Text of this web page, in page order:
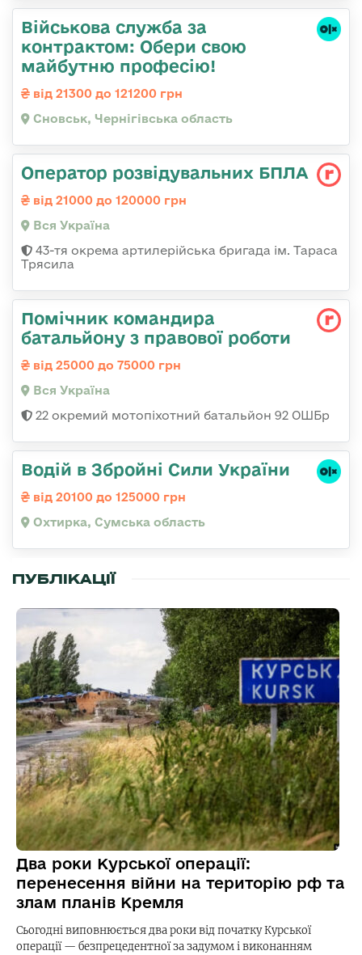
Військова служба за
контрактом: Обери свою
майбутню професію!
від 21300 до 121200 грн
Сновськ, Чернігівська область
Оператор розвідувальних БПЛА
від 21000 до 120000 грн
Вся Україна
43-тя окрема артилерійська бригада ім. Тараса
Трясила
Помічник командира
батальйону з правової роботи
від 25000 до 75000 грн
Вся Україна
22 окремий мотопіхотний батальйон 92 ОШБр
Водій в Збройні Сили України
від 20100 до 125000 грн
Охтирка, Сумська область
ПУБЛІКАЦІЇ
Два роки Курської операції:
перенесення війни на територію рф та
злам планів Кремля
Сьогодні виповнюється два роки від початку Курської
операції — безпрецедентної за задумом і виконанням